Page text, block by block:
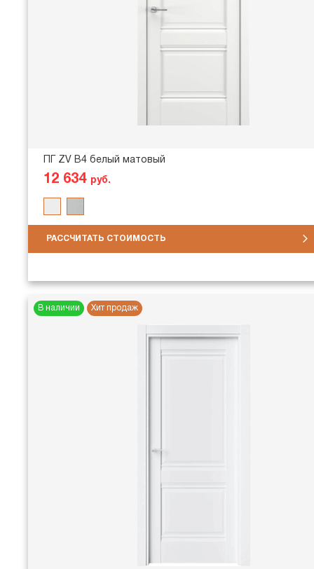
ПГ ZV В4 белый матовый
12 634 руб.
РАССЧИТАТЬ СТОИМОСТЬ
В наличии Хит продаж